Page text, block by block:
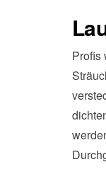
Profis